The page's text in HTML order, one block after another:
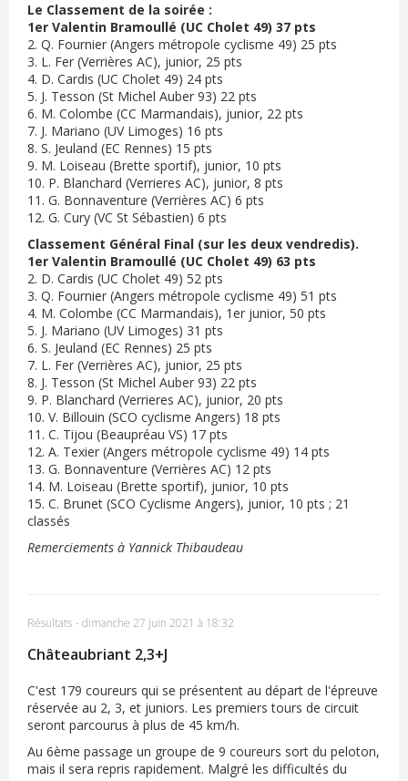
Le Classement de la soirée :
1er Valentin Bramoullé (UC Cholet 49) 37 pts
2. Q. Fournier (Angers métropole cyclisme 49) 25 pts
3. L. Fer (Verrières AC), junior, 25 pts
4. D. Cardis (UC Cholet 49) 24 pts
5. J. Tesson (St Michel Auber 93) 22 pts
6. M. Colombe (CC Marmandais), junior, 22 pts
7. J. Mariano (UV Limoges) 16 pts
8. S. Jeuland (EC Rennes) 15 pts
9. M. Loiseau (Brette sportif), junior, 10 pts
10. P. Blanchard (Verrieres AC), junior, 8 pts
11. G. Bonnaventure (Verrières AC) 6 pts
12. G. Cury (VC St Sébastien) 6 pts
Classement Général Final (sur les deux vendredis).
1er Valentin Bramoullé (UC Cholet 49) 63 pts
2. D. Cardis (UC Cholet 49) 52 pts
3. Q. Fournier (Angers métropole cyclisme 49) 51 pts
4. M. Colombe (CC Marmandais), 1er junior, 50 pts
5. J. Mariano (UV Limoges) 31 pts
6. S. Jeuland (EC Rennes) 25 pts
7. L. Fer (Verrières AC), junior, 25 pts
8. J. Tesson (St Michel Auber 93) 22 pts
9. P. Blanchard (Verrieres AC), junior, 20 pts
10. V. Billouin (SCO cyclisme Angers) 18 pts
11. C. Tijou (Beaupréau VS) 17 pts
12. A. Texier (Angers métropole cyclisme 49) 14 pts
13. G. Bonnaventure (Verrières AC) 12 pts
14. M. Loiseau (Brette sportif), junior, 10 pts
15. C. Brunet (SCO Cyclisme Angers), junior, 10 pts ; 21
classés
Remerciements à Yannick Thibaudeau
Résultats - dimanche 27 juin 2021 à 18:32
Châteaubriant 2,3+J
C'est 179 coureurs qui se présentent au départ de l'épreuve
réservée au 2, 3, et juniors. Les premiers tours de circuit
seront parcourus à plus de 45 km/h.
Au 6ème passage un groupe de 9 coureurs sort du peloton,
mais il sera repris rapidement. Malgré les difficultés du